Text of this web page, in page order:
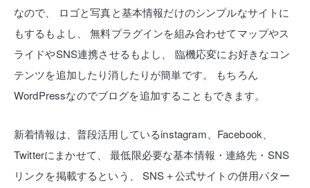
なので、
ロゴと写真と基本情報だけのシンプルなサイトに
もするもよし、
無料プラグインを組み合わせてマップやス
ライドやSNS連携させるもよし、
臨機応変にお好きなコン
テンツを追加したり消したりが簡単です。
もちろん
WordPressなのでブログを追加することもできます。
新着情報は、普段活用しているinstagram、Facebook、
Twitterにまかせて、
最低限必要な基本情報・連絡先・SNS
リンクを掲載するという、
SNS＋公式サイトの併用パター